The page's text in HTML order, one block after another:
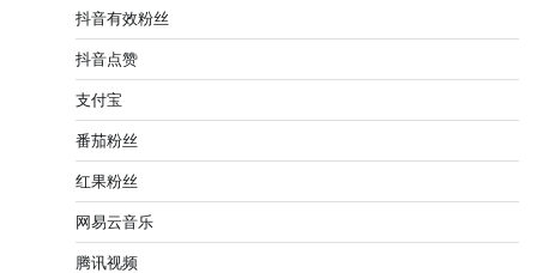
抖音有效粉丝
抖音点赞
支付宝
番茄粉丝
红果粉丝
网易云音乐
腾讯视频